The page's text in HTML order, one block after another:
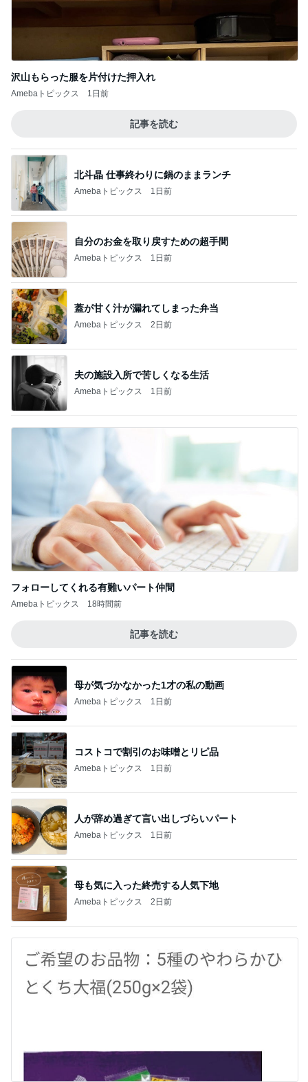
沢山もらった服を片付けた押入れ
Amebaトピックス 1日前
記事を読む
北斗晶 仕事終わりに鍋のままランチ
Amebaトピックス 1日前
自分のお金を取り戻すための超手間
Amebaトピックス 1日前
蓋が甘く汁が漏れてしまった弁当
Amebaトピックス 2日前
夫の施設入所で苦しくなる生活
Amebaトピックス 1日前
フォローしてくれる有難いパート仲間
Amebaトピックス 18時間前
記事を読む
母が気づかなかった1才の私の動画
Amebaトピックス 1日前
コストコで割引のお味噌とリピ品
Amebaトピックス 1日前
人が辞め過ぎて言い出しづらいパート
Amebaトピックス 1日前
母も気に入った終売する人気下地
Amebaトピックス 2日前